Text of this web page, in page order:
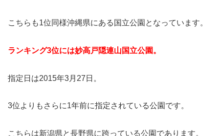
こちらも1位同様沖縄県にある国立公園となっています。
ランキング3位には妙高戸隠連山国立公園。
指定日は2015年3月27日。
3位よりもさらに1年前に指定されている公園です。
こちらは新潟県と長野県に跨っている公園であります。